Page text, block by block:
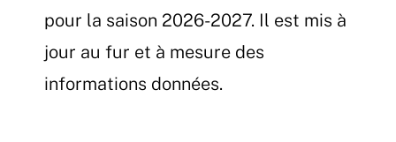
pour la saison 2026-2027. Il est mis à
jour au fur et à mesure des
informations données.